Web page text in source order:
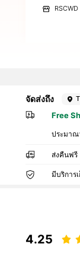
RSCWD
จัดส่งถึง
Free
ประมา
ส่งคืนฟรี
มีบริการ
4.25